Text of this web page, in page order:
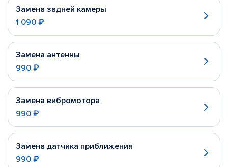
Замена задней камеры
1 090 ₽
Замена антенны
990 ₽
Замена вибромотора
990 ₽
Замена датчика приближения
990 ₽